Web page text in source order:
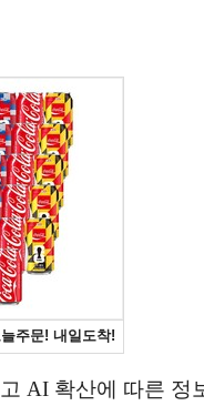
AI 확산에 따른